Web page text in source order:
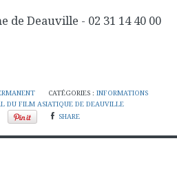
de Deauville - 02 31 14 40 00
CATÉGORIES :INFORMATIONS
DU FILM ASIATIQUE DE DEAUVILLE
SHARE